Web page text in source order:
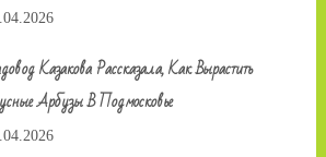
Казакова Рассказала, Как Вырастить
Арбузы В Подмосковье